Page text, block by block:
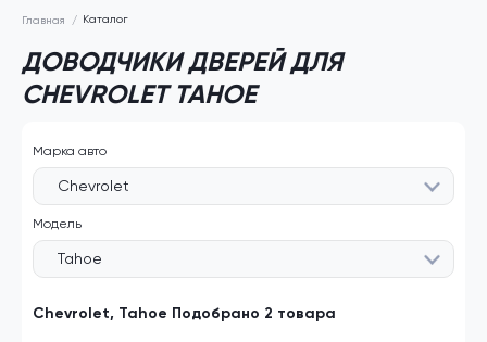
Главная Каталог
ДОВОДЧИКИ ДВЕРЕЙ ДЛЯ
CHEVROLET TAHOE
Марка авто
Chevrolet
Модель
Tahoe
Chevrolet, Tahoe Подобрано 2 товара